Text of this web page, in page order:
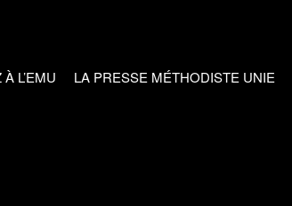
L’EMU LA PRESSE MÉTHODISTE UNIE